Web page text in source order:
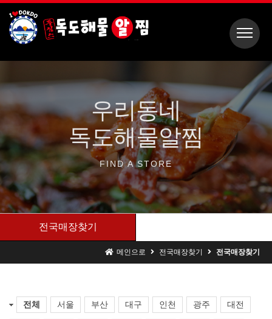
우리동네
독도해물알찜
FIND ASTORE
전국매장찾기
메인으로 전국매장찾기 전국매장찾기
전체 서울 부산 대구 인천 광주 대전